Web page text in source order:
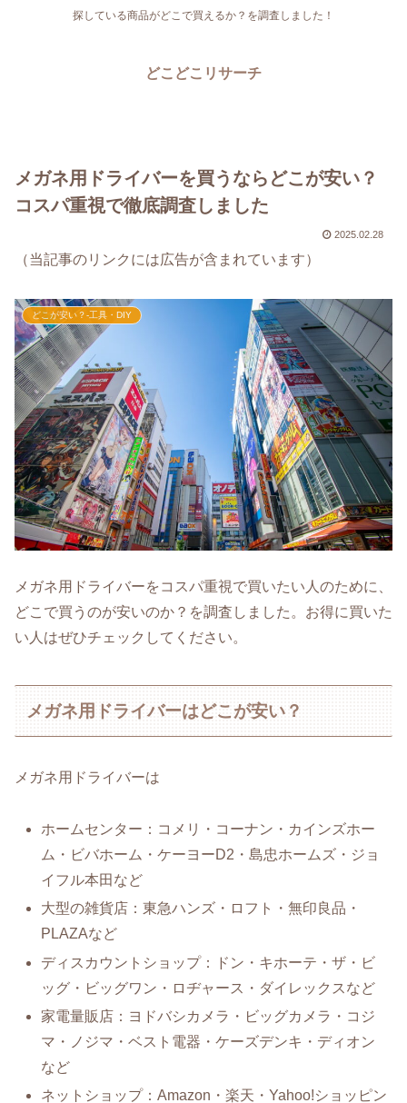
探している商品がどこで買えるか？を調査しました！
どこどこリサーチ
メガネ用ドライバーを買うならどこが安い？
コスパ重視で徹底調査しました
2025.02.28
（当記事のリンクには広告が含まれています）
どこが安い？-工具・DIY
メガネ用ドライバーをコスパ重視で買いたい人のために、
どこで買うのが安いのか？を調査しました。お得に買いた
い人はぜひチェックしてください。
メガネ用ドライバーはどこが安い？
メガネ用ドライバーは
ホームセンター：コメリ・コーナン・カインズホー
ム・ビバホーム・ケーヨーD2・島忠ホームズ・ジョ
イフル本田など
大型の雑貨店：東急ハンズ・ロフト・無印良品・
PLAZAなど
ディスカウントショップ：ドン・キホーテ・ザ・ビ
ッグ・ビッグワン・ロヂャース・ダイレックスなど
家電量販店：ヨドバシカメラ・ビッグカメラ・コジ
マ・ノジマ・ベスト電器・ケーズデンキ・ディオン
など
ネットショップ：Amazon・楽天・Yahoo!ショッピン